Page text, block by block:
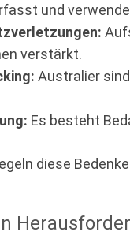
und
verstärkt.
Australier
Es besteht
diese